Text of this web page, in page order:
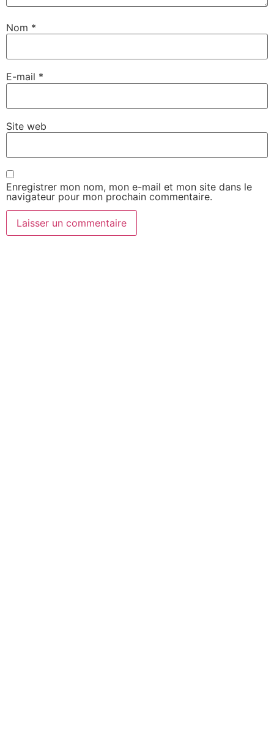
Nom *
E-mail *
Site web
Enregistrer mon nom, mon e-mail et mon site dans le
navigateur pour mon prochain commentaire.